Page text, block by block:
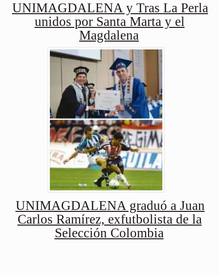
UNIMAGDALENA y Tras La Perla
unidos por Santa Marta y el
Magdalena
UNIMAGDALENA graduó a Juan
Carlos Ramírez, exfutbolista de la
Selección Colombia